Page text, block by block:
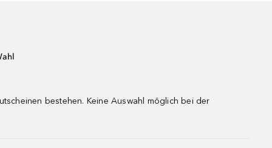
bestehen. Keine Auswahl möglich bei der